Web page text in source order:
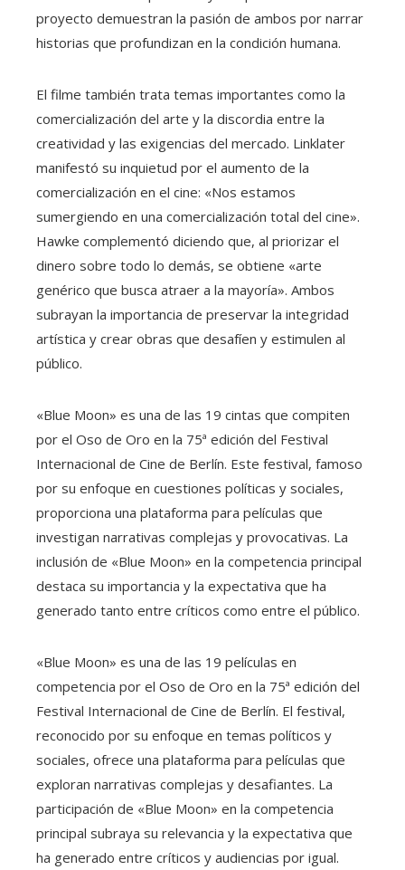
proyecto demuestran la pasión de ambos por narrar
historias que profundizan en la condición humana.
El filme también trata temas importantes como la
comercialización del arte y la discordia entre la
creatividad y las exigencias del mercado. Linklater
manifestó su inquietud por el aumento de la
comercialización en el cine: «Nos estamos
sumergiendo en una comercialización total del cine».
Hawke complementó diciendo que, al priorizar el
dinero sobre todo lo demás, se obtiene «arte
genérico que busca atraer a la mayoría». Ambos
subrayan la importancia de preservar la integridad
artística y crear obras que desafíen y estimulen al
público.
«Blue Moon» es una de las 19 cintas que compiten
por el Oso de Oro en la 75ª edición del Festival
Internacional de Cine de Berlín. Este festival, famoso
por su enfoque en cuestiones políticas y sociales,
proporciona una plataforma para películas que
investigan narrativas complejas y provocativas. La
inclusión de «Blue Moon» en la competencia principal
destaca su importancia y la expectativa que ha
generado tanto entre críticos como entre el público.
«Blue Moon» es una de las 19 películas en
competencia por el Oso de Oro en la 75ª edición del
Festival Internacional de Cine de Berlín. El festival,
reconocido por su enfoque en temas políticos y
sociales, ofrece una plataforma para películas que
exploran narrativas complejas y desafiantes. La
participación de «Blue Moon» en la competencia
principal subraya su relevancia y la expectativa que
ha generado entre críticos y audiencias por igual.